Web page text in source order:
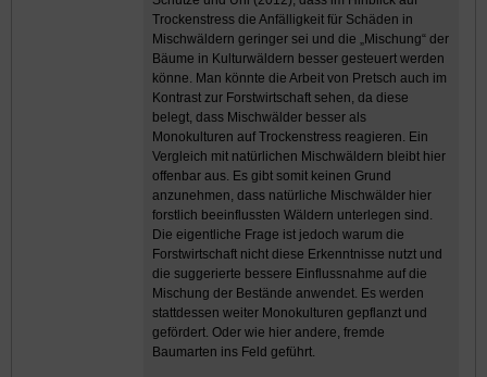
Trockenstress die Anfälligkeit für Schäden in
Mischwäldern geringer sei und die „Mischung“ der
Bäume in Kulturwäldern besser gesteuert werden
könne. Man könnte die Arbeit von Pretsch auch im
Kontrast zur Forstwirtschaft sehen, da diese
belegt, dass Mischwälder besser als
Monokulturen auf Trockenstress reagieren. Ein
Vergleich mit natürlichen Mischwäldern bleibt hier
offenbar aus. Es gibt somit keinen Grund
anzunehmen, dass natürliche Mischwälder hier
forstlich beeinflussten Wäldern unterlegen sind.
Die eigentliche Frage ist jedoch warum die
Forstwirtschaft nicht diese Erkenntnisse nutzt und
die suggerierte bessere Einflussnahme auf die
Mischung der Bestände anwendet. Es werden
stattdessen weiter Monokulturen gepflanzt und
gefördert. Oder wie hier andere, fremde
Baumarten ins Feld geführt.